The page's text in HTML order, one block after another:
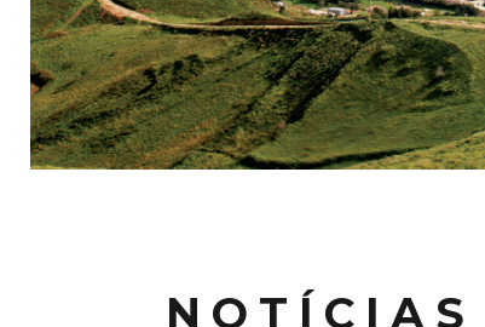
NOTÍCIAS